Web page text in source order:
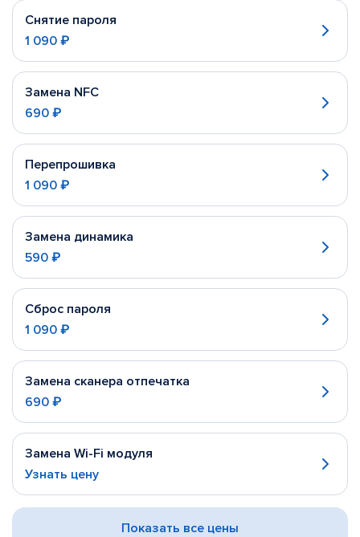
Снятие пароля
1 090 ₽
Замена NFC
690 ₽
Перепрошивка
1 090 ₽
Замена динамика
590 ₽
Сброс пароля
1 090 ₽
Замена сканера отпечатка
690 ₽
Замена Wi-Fi модуля
Узнать цену
Показать все цены